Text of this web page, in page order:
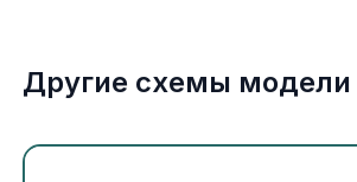
Другие схемы модели